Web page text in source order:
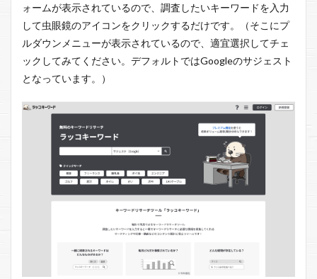
ォームが表示されているので、調査したいキーワードを入力
して虫眼鏡のアイコンをクリックするだけです。（そこにプ
ルダウンメニューが表示されているので、適宜選択してチェ
ックしてみてください。デフォルトではGoogleのサジェスト
となっています。）